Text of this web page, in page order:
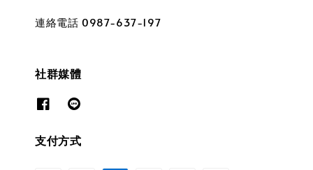
連絡電話 0987-637-197
社群媒體
支付方式